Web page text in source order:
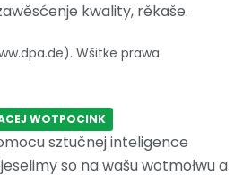
kwality, rěkaše.
Wšitke prawa
WOTPOCINK
sztučnej inteligence
so na wašu wotmołwu a